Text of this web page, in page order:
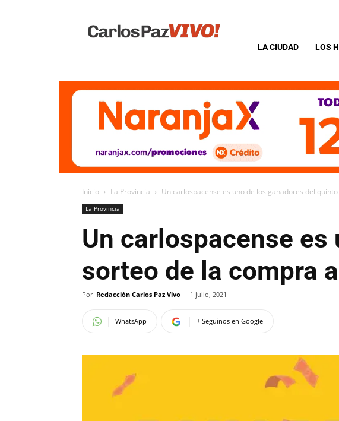
Vivo
LA CIUDAD LOS
Inicio La Provincia Un carlospacense es uno de los ganadores del
La Provincia
Un carlospacense
sorteo de la compra
Por Redacción Carlos Paz Vivo - 1 julio, 2021
WhatsApp + Seguinos en Google